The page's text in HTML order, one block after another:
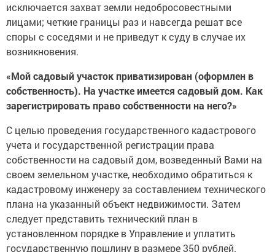
исключается захват земли недобросовестными
лицами; четкие границы раз и навсегда решат все
споры с соседями и не приведут к суду в случае их
возникновения.
«Мой садовый участок приватизирован (оформлен в
собственность). На участке имеется садовый дом. Как
зарегистрировать право собственности на него?»
С целью проведения государственного кадастрового
учета и государственной регистрации права
собственности на садовый дом, возведенный Вами на
своем земельном участке, необходимо обратиться к
кадастровому инженеру за составлением технического
плана на указанный объект недвижимости. Затем
следует представить технический план в
установленном порядке в Управление и уплатить
государственную пошлину в размере 350 рублей.